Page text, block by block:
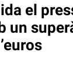
el
un